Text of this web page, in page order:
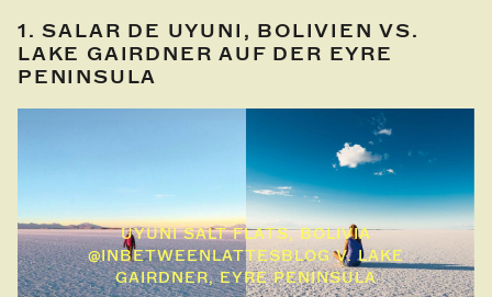
1. SALAR DE UYUNI , BOLIVIEN VS.
LAKE GAIRDNER AUF DER EYRE
PENINSULA
UYUNI SALT FLATS, BOLIVIA
@INBETWEENLATTESBLOG V. LAKE
GAIRDNER, EYRE PENINSULA